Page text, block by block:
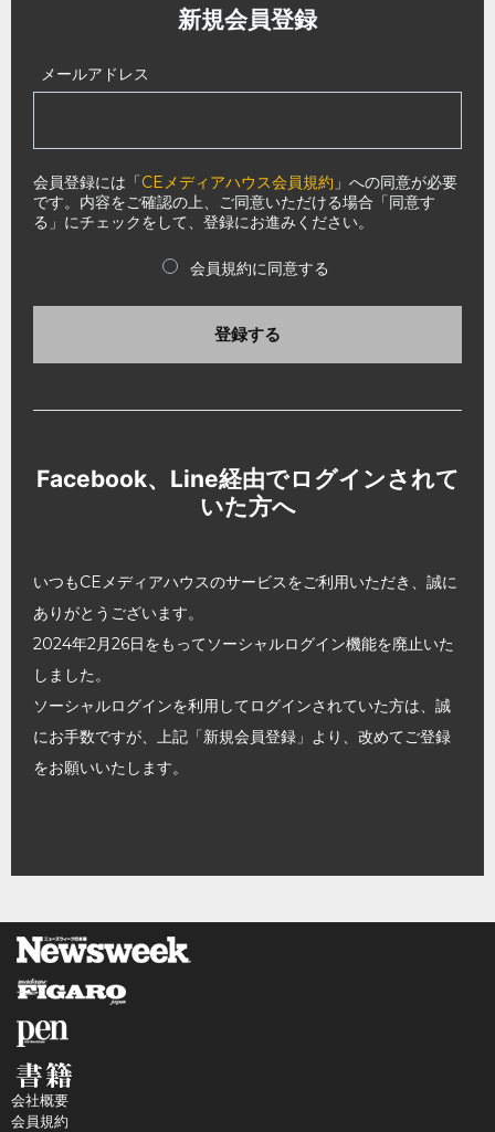
新規会員登録
メールアドレス
会員登録には「CEメディアハウス会員規約 」への同意が必要
です。内容をご確認の上、ご同意いただける場合「同意す
る」にチェックをして、登録にお進みください。
会員規約に同意する
登録する
Facebook、Line経由でログインされて
いた方へ
いつもCEメディアハウスのサービスをご利用いただき、誠に
ありがとうございます。
2024年2月26日をもってソーシャルログイン機能を廃止いた
しました。
ソーシャルログインを利用してログインされていた方は、誠
にお手数ですが、上記「新規会員登録」より、改めてご登録
をお願いいたします。
会社概要
会員規約